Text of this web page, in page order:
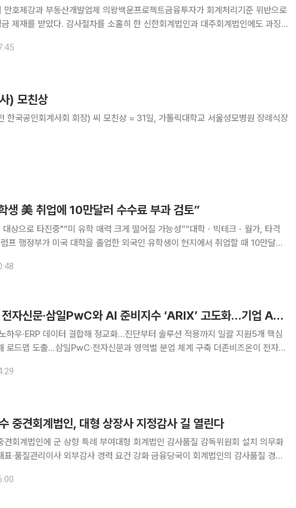
만호제강과 부동산개발업체 의왕백운프로젝트금융투자가 회계처리기준 위반으로
제재를 받았다. 감사절차를 소홀히 한 신한회계법인과 대주회계법인에도 과징금
만호제강과 의왕백운프로젝트금융투자, 외부감사 과정에서 감사절
) 모친상
국공인회계사회 회장) 씨 모친상 = 31일, 가톨릭대학교 서울성모병원 장례식장
생 美 취업에 10만달러 수수료 부과 검토”
상으로 타진중"“미 유학 매력 크게 떨어질 가능성”“대학ㆍ빅테크ㆍ월가, 타격
더존비즈온, 전자신문·삼일PwC와 AI 준비지수 ‘ARIX’ 고도화…기업 AX 진단 강화
하우·ERP 데이터 결합해 정교화…진단부터 솔루션 적용까지 일괄 지원5개 핵심
맵 도출…삼일PwC·전자신문과 영역별 분업 체계 구축 더존비즈온이 전자신
중견회계법인, 대형 상장사 지정감사 길 열린다
견회계법인에 군 상향 특례 부여대형 회계법인 감사품질 감독위원회 설치 의무화
이사 외부감사 경력 요건 강화 금융당국이 회계법인의 감사품질 경쟁
회계법인에는 외부전문가 중심의 감사품질 감독기구 설치를